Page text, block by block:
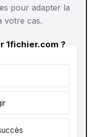
pour adapter la
votre cas.
1fichier.com ?